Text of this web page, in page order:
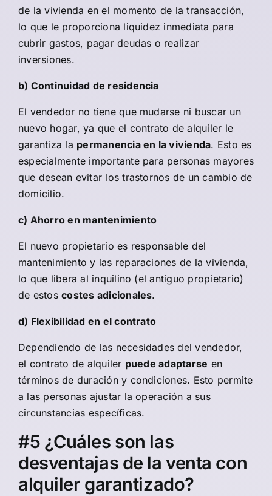
de la vivienda en el momento de la transacción,
lo que le proporciona liquidez inmediata para
cubrir gastos, pagar deudas o realizar
inversiones.
b) Continuidad de residencia
El vendedor no tiene que mudarse ni buscar un
nuevo hogar, ya que el contrato de alquiler le
garantiza la permanencia en la vivienda. Esto es
especialmente importante para personas mayores
que desean evitar los trastornos de un cambio de
domicilio.
c) Ahorro en mantenimiento
El nuevo propietario es responsable del
mantenimiento y las reparaciones de la vivienda,
lo que libera al inquilino (el antiguo propietario)
de estoscostes adicionales.
d) Flexibilidad en el contrato
Dependiendo de las necesidades del vendedor,
el contrato de alquiler puede adaptarse en
términos de duración y condiciones. Esto permite
a las personas ajustar la operación a sus
circunstancias específicas.
#5 ¿Cuáles son las
desventajas de la venta con
alquiler garantizado?